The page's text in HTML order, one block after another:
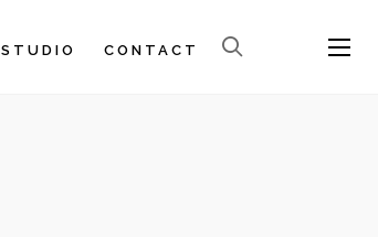
STUDIO CONTACT